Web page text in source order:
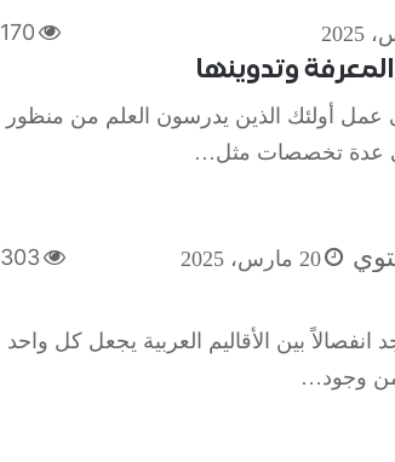
170
وتدوينها
عمل أولئك الذين يدرسون العلم من منظور
في عدة تخصصات مثل…
20 مارس، 2025 303
انفصالاً بين الأقاليم العربية يجعل كل واحد
من وجود…